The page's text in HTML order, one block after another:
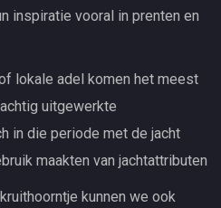
inspiratie vooral in prenten en
lokale adel komen het meest
uitgewerkte
in die periode met de jacht
maakten van jachtattributen
kunnen we ook